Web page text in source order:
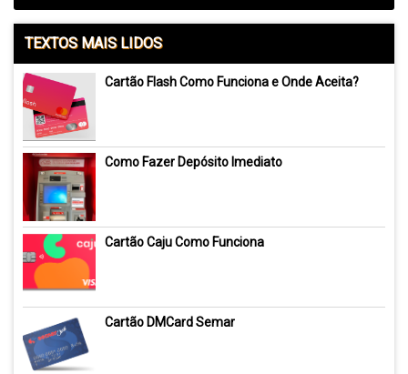
TEXTOS MAIS LIDOS
Cartão Flash Como Funciona e Onde Aceita?
Como Fazer Depósito Imediato
Cartão Caju Como Funciona
Cartão DMCard Semar